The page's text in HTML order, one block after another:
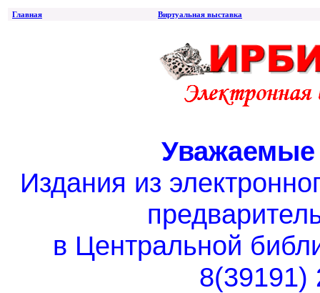
Главная Виртуальная выставка
Уважаемые
Издания из
в Центральной
8(39191)